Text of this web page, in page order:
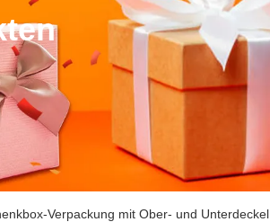
Verpackung mit Ober- und Unterdeckel